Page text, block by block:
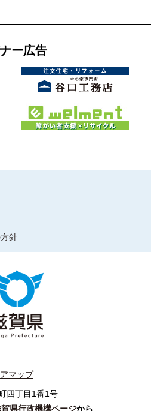
ー広告
針
マップ
四丁目1番1号
県行政機構ページから